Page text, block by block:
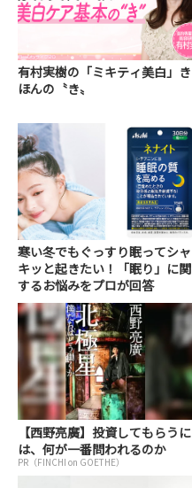
有村実樹の「ミキティ美白」き
ほんの〝き〟
寒い冬でもぐっすり眠ってシャ
キッと起きたい！「眠り」に関
するお悩みをプロが回答
【西野亮廣】投資してもらうに
は、何が一番問われるのか
PR（FINCHI on GOETHE）